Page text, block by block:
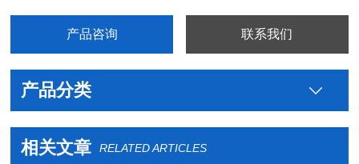
产品咨询 联系我们
产品分类
相关文章 RELATED ARTICLES